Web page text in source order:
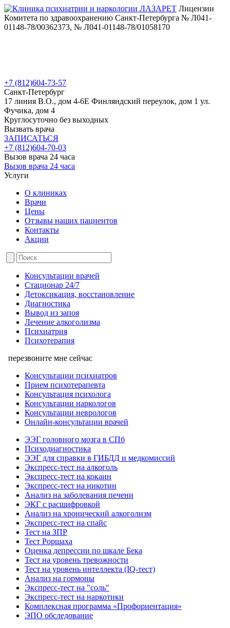
Лицензии
Комитета по здравоохранению Санкт-Петербурга № Л041-
01148-78/00362373, № Л041-01148-78/01058170
+7 (812)604-73-57
Санкт-Петербург
17 линия В.О., дом 4-6Е Финляндский переулок, дом 1 ул.
Фучика, дом 4
Круглосуточно без выходных
Вызвать врача
ЗАПИСАТЬСЯ
+7 (812)604-70-03
Вызов врача 24 часа
Вызов врача 24 часа
Услуги
О клиниках
Врачи
Цены
Отзывы наших пациентов
Контакты
Акции
Консультации врачей
Стационар 24/7
Детоксикация, восстановление
Диагностика
Вывод из запоя
Лечение алкоголизма
Психиатрия
Психотерапия
перезвоните мне сейчас
Консультации психиатров
Прием психотерапевта
Консультация психолога
Консультации наркологов
Консультации неврологов
Онлайн-консультации врачей
ЭЭГ головного мозга в СПб
Психодиагностика
ЭЭГ для справки в ГИБДД и медкомиссий
Экспресс-тест на алкоголь
Экспресс-тест на кокаин
Экспресс-тест на никотин
Анализ на заболевания печени
ЭКГ с расшифровкой
Анализ на хронический алкоголизм
Экспресс-тест на спайс
Тест на ЗПР
Тест Роршаха
Оценка депрессии по шкале Бека
Тест на уровень тревожности
Тест на уровень интеллекта (IQ-тест)
Анализ на гормоны
Экспресс-тест на "соль"
Экспресс-тест на наркотики
Комплексная программа «Профориентация»
ЭПО обследование